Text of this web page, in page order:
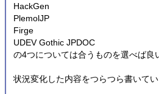
HackGen
PlemolJP
Firge
UDEV Gothic JPDOC
の4つについては合うものを選べば良
状況変化した内容をつらつら書いてい